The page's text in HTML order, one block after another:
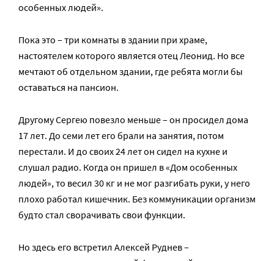
особенных людей».
Пока это – три комнаты в здании при храме,
настоятелем которого является отец Леонид. Но все
мечтают об отдельном здании, где ребята могли бы
оставаться на пансион.
Другому Сергею повезло меньше – он просидел дома
17 лет. До семи лет его брали на занятия, потом
перестали. И до своих 24 лет он сидел на кухне и
слушал радио. Когда он пришел в «Дом особенных
людей», то весил 30 кг и не мог разгибать руки, у него
плохо работал кишечник. Без коммуникации организм
будто стал сворачивать свои функции.
Но здесь его встретил Алексей Руднев –